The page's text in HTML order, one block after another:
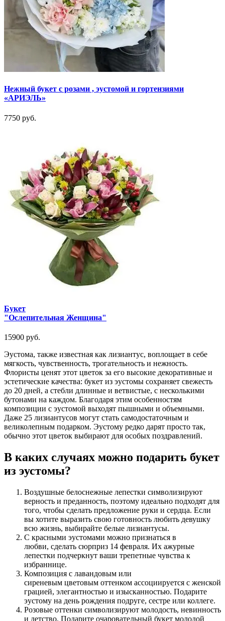
Нежный букет с розами , эустомой и гортензиями
«АРИЭЛЬ»
7750 руб.
Букет
"Ослепительная Женщина"
15900 руб.
Эустома, также известная как лизиантус, воплощает в себе
мягкость, чувственность, трогательность и нежность.
Флористы ценят этот цветок за его высокие декоративные и
эстетические качества: букет из эустомы сохраняет свежесть
до 20 дней, а стебли длинные и ветвистые, с несколькими
бутонами на каждом. Благодаря этим особенностям
композиции с эустомой выходят пышными и объемными.
Даже 25 лизиантусов могут стать самодостаточным и
великолепным подарком. Эустому редко дарят просто так,
обычно этот цветок выбирают для особых поздравлений.
В каких случаях можно подарить букет
из эустомы?
Воздушные белоснежные лепестки символизируют
верность и преданность, поэтому идеально подходят для
того, чтобы сделать предложение руки и сердца. Если
вы хотите выразить свою готовность любить девушку
всю жизнь, выбирайте белые лизиантусы.
С красными эустомами можно признаться в
любви, сделать сюрприз 14 февраля. Их ажурные
лепестки подчеркнут ваши трепетные чувства к
избраннице.
Композиция с лавандовым или
сиреневым цветовым оттенком ассоциируется с женской
грацией, элегантностью и изысканностью. Подарите
эустому на день рождения подруге, сестре или коллеге.
Розовые оттенки символизируют молодость, невинность
и детство. Подарите очаровательный букет молодой